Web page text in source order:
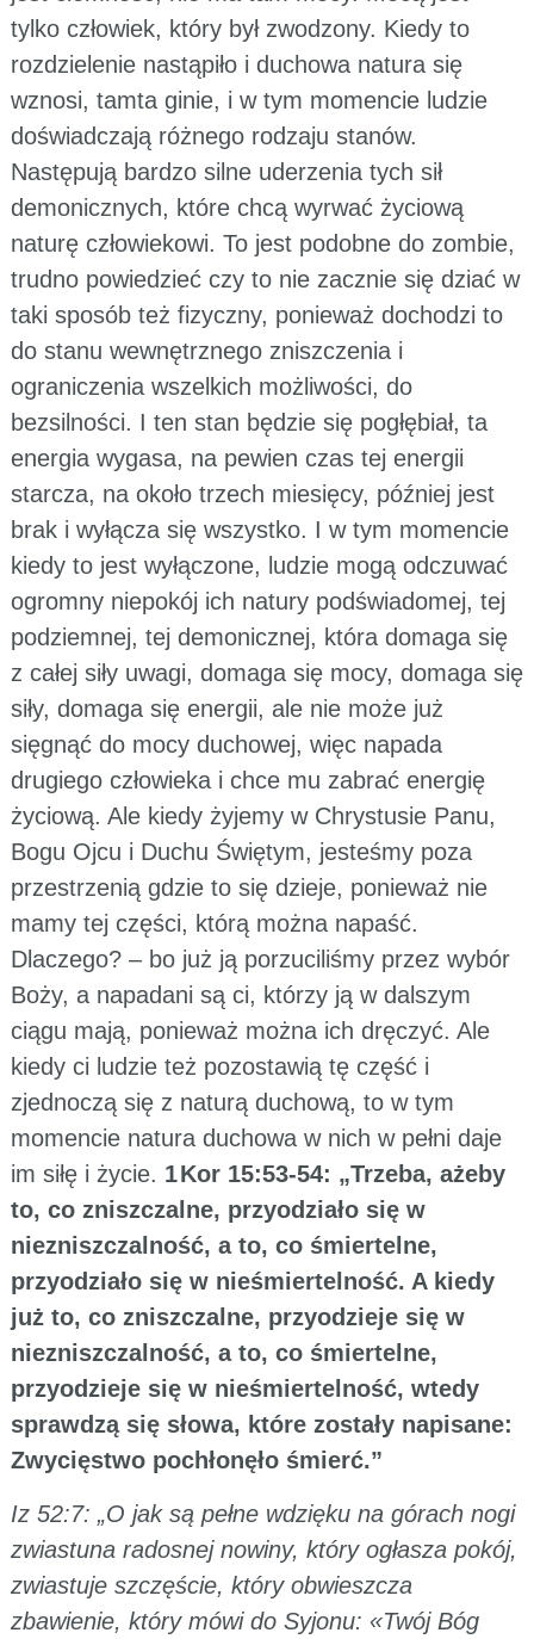
tylko człowiek, który był zwodzony. Kiedy to
rozdzielenie nastąpiło i duchowa natura się
wznosi, tamta ginie, i w tym momencie ludzie
doświadczają różnego rodzaju stanów.
Następują bardzo silne uderzenia tych sił
demonicznych, które chcą wyrwać życiową
naturę człowiekowi. To jest podobne do zombie,
trudno powiedzieć czy to nie zacznie się dziać w
taki sposób też fizyczny, ponieważ dochodzi to
do stanu wewnętrznego zniszczenia i
ograniczenia wszelkich możliwości, do
bezsilności. I ten stan będzie się pogłębiał, ta
energia wygasa, na pewien czas tej energii
starcza, na około trzech miesięcy, później jest
brak i wyłącza się wszystko. I w tym momencie
kiedy to jest wyłączone, ludzie mogą odczuwać
ogromny niepokój ich natury podświadomej, tej
podziemnej, tej demonicznej, która domaga się
z całej siły uwagi, domaga się mocy, domaga się
siły, domaga się energii, ale nie może już
sięgnąć do mocy duchowej, więc napada
drugiego człowieka i chce mu zabrać energię
życiową. Ale kiedy żyjemy w Chrystusie Panu,
Bogu Ojcu i Duchu Świętym, jesteśmy poza
przestrzenią gdzie to się dzieje, ponieważ nie
mamy tej części, którą można napaść.
Dlaczego? – bo już ją porzuciliśmy przez wybór
Boży, a napadani są ci, którzy ją w dalszym
ciągu mają, ponieważ można ich dręczyć. Ale
kiedy ci ludzie też pozostawią tę część i
zjednoczą się z naturą duchową, to w tym
momencie natura duchowa w nich w pełni daje
im siłę i życie. 1 Kor 15:53-54: „Trzeba, ażeby
to, co zniszczalne, przyodziało się w
niezniszczalność, a to, co śmiertelne,
przyodziało się w nieśmiertelność. A kiedy
już to, co zniszczalne, przyodzieje się w
niezniszczalność, a to, co śmiertelne,
przyodzieje się w nieśmiertelność, wtedy
sprawdzą się słowa, które zostały napisane:
Zwycięstwo pochłonęło śmierć.”
Iz 52:7: „O jak są pełne wdzięku na górach nogi
zwiastuna radosnej nowiny, który ogłasza pokój,
zwiastuje szczęście, który obwieszcza
zbawienie, który mówi do Syjonu: «Twój Bóg